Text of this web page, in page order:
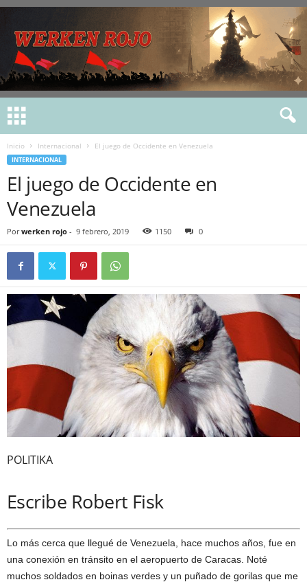
Inicio Internacional El juego de Occidente en Venezuela
INTERNACIONAL
El juego de Occidente en
Venezuela
Por werken rojo - 9 febrero, 2019 1150 0
POLITIKA
Escribe Robert Fisk
Lo más cerca que llegué de Venezuela, hace muchos años, fue en
una conexión en tránsito en el aeropuerto de Caracas. Noté
muchos soldados en boinas verdes y un puñado de gorilas que me